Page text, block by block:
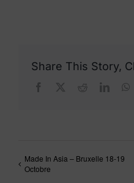
Share This Story,
Facebook Reddit
Made In Asia – Bruxelle 18-19
Octobre